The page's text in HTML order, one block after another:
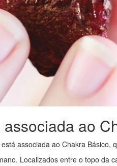
ao
associada ao Chakra Básico,
Localizados entre o topo da